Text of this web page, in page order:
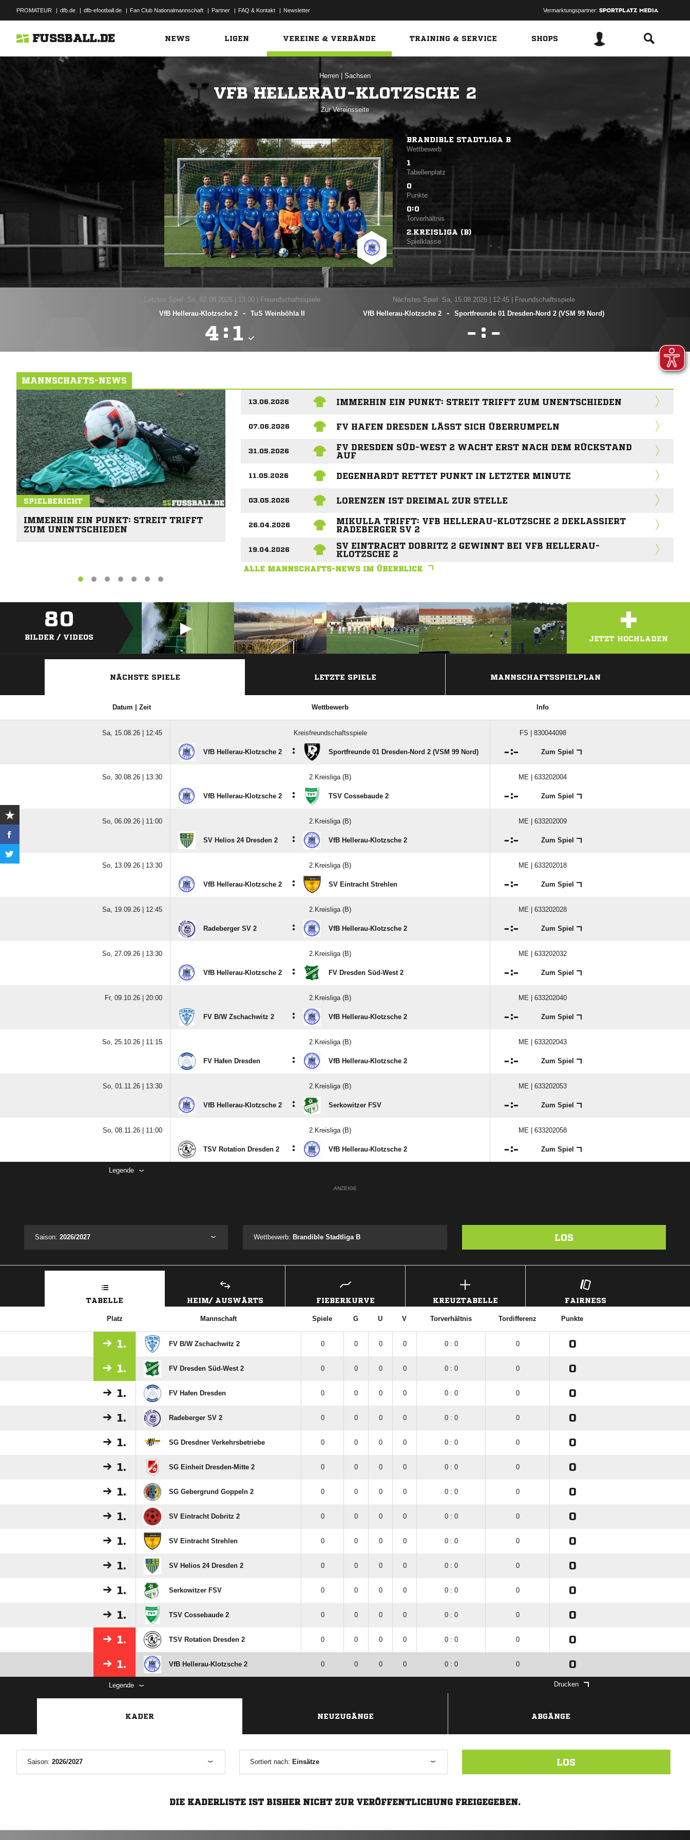
PROMATEUR | dfb.de | dfb-efootball.de | Fan Club Nationalmannschaft | Partner | FAQ & Kontakt | Newsletter Vermarktungspartner:
FUSSBALL.DE NEWS LIGEN VEREINE & VERBÄNDE TRAINING & SERVICE SHOPS
Herren Sachsen
VFB HELLERAU-KLOTZSCHE 2
Zur Vereinsseite
BRANDIBLE STADTLIGA B
Wettbewerb
1
Tabellenplatz
0
Punkte
0:0
Torverhältnis
2.KREISLIGA (B)
Spielklasse
Letztes Spiel: So, 02.08.2026
13:00 | Freundschaftsspiele
VfB Hellerau-Klotzsche 2
- TuS Weinböhla II
 : 
Nächstes Spiel: Sa, 15.08.2026| 12:45 | Freundschaftsspiele
VfB Hellerau-Klotzsche 2
- Sportfreunde 01 Dresden-Nord 2 (VSM 99 Nord)
 : 
MANNSCHAFTS-NEWS
SPIELBERICHT
IMMERHIN EIN PUNKT: STREIT TRIFFT
ZUM UNENTSCHIEDEN
13.06.2026 IMMERHIN EIN PUNKT: STREIT TRIFFT ZUM UNENTSCHIEDEN
07.06.2026 FV HAFEN DRESDEN LÄSST SICH ÜBERRUMPELN
31.05.2026
FV DRESDEN SÜD-WEST 2 WACHT ERST NACH DEM RÜCKSTAND
AUF
11.05.2026 DEGENHARDT RETTET PUNKT IN LETZTER MINUTE
03.05.2026 LORENZEN IST DREIMAL ZUR STELLE
26.04.2026
MIKULLA TRIFFT: VFB HELLERAU-KLOTZSCHE 2 DEKLASSIERT
RADEBERGER SV 2
19.04.2026
SV EINTRACHT DOBRITZ 2 GEWINNT BEI VFB HELLERAU-
KLOTZSCHE 2
ALLE MANNSCHAFTS-NEWS IM ÜBERBLICK
80
BILDER / VIDEOS +
JETZT HOCHLADEN
NÄCHSTE SPIELE LETZTE SPIELE MANNSCHAFTSSPIELPLAN
Datum | Zeit Wettbewerb Info
Sa, 15.08.26 | 12:45 Kreisfreundschaftsspiele FS | 830044098
VfB Hellerau-Klotzsche 2 : Sportfreunde 01 Dresden-Nord 2 (VSM 99 Nord) : Zum Spiel
So, 30.08.26 | 13:30 2.Kreisliga (B) ME | 633202004
VfB Hellerau-Klotzsche 2 : TSV Cossebaude 2 : Zum Spiel
So, 06.09.26 | 11:00 2.Kreisliga (B) ME | 633202009
SV Helios 24 Dresden 2 : VfB Hellerau-Klotzsche 2 : Zum Spiel
So, 13.09.26 | 13:30 2.Kreisliga (B) ME | 633202018
VfB Hellerau-Klotzsche 2 : SV Eintracht Strehlen : Zum Spiel
Sa, 19.09.26 | 12:45 2.Kreisliga (B) ME | 633202028
Radeberger SV 2 : VfB Hellerau-Klotzsche 2 : Zum Spiel
So, 27.09.26 | 13:30 2.Kreisliga (B) ME | 633202032
VfB Hellerau-Klotzsche 2 : FV Dresden Süd-West 2 : Zum Spiel
Fr, 09.10.26 | 20:00 2.Kreisliga (B) ME | 633202040
FV B/​W Zschachwitz 2 : VfB Hellerau-Klotzsche 2 : Zum Spiel
So, 25.10.26 | 11:15 2.Kreisliga (B) ME | 633202043
FV Hafen Dresden : VfB Hellerau-Klotzsche 2 : Zum Spiel
So, 01.11.26 | 13:30 2.Kreisliga (B) ME | 633202053
VfB Hellerau-Klotzsche 2 : Serkowitzer FSV : Zum Spiel
So, 08.11.26 | 11:00 2.Kreisliga (B) ME | 633202058
TSV Rotation Dresden 2 : VfB Hellerau-Klotzsche 2 : Zum Spiel
Legende
ANZEIGE
Saison: 2026/2027 Wettbewerb: Brandible Stadtliga B LOS
TABELLE HEIM/ AUSWÄRTS FIEBERKURVE KREUZTABELLE FAIRNESS
Platz Mannschaft Spiele G U V Torverhältnis Tordifferenz Punkte
1. FV B/​W Zschachwitz 2 0 0 0 0 0 : 0 0 0
1. FV Dresden Süd-West 2 0 0 0 0 0 : 0 0 0
1. FV Hafen Dresden 0 0 0 0 0 : 0 0 0
1. Radeberger SV 2 0 0 0 0 0 : 0 0 0
1. SG Dresdner Verkehrsbetriebe 0 0 0 0 0 : 0 0 0
1. SG Einheit Dresden-Mitte 2 0 0 0 0 0 : 0 0 0
1. SG Gebergrund Goppeln 2 0 0 0 0 0 : 0 0 0
1. SV Eintracht Dobritz 2 0 0 0 0 0 : 0 0 0
1. SV Eintracht Strehlen 0 0 0 0 0 : 0 0 0
1. SV Helios 24 Dresden 2 0 0 0 0 0 : 0 0 0
1. Serkowitzer FSV 0 0 0 0 0 : 0 0 0
1. TSV Cossebaude 2 0 0 0 0 0 : 0 0 0
1. TSV Rotation Dresden 2 0 0 0 0 0 : 0 0 0
1. VfB Hellerau-Klotzsche 2 0 0 0 0 0 : 0 0 0
Legende Drucken
KADER NEUZUGÄNGE ABGÄNGE
Saison: 2026/2027 Sortiert nach: Einsätze LOS
DIE KADERLISTE IST BISHER NICHT ZUR VERÖFFENTLICHUNG FREIGEGEBEN.